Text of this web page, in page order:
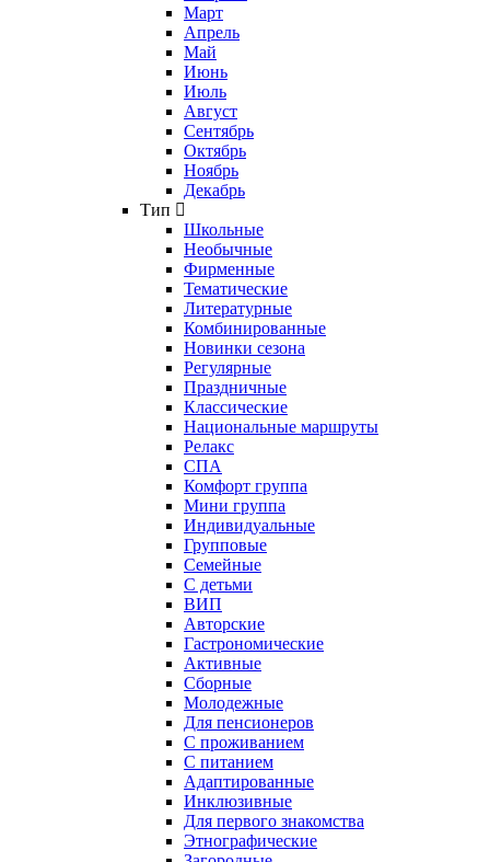
Март
Апрель
Май
Июнь
Июль
Август
Сентябрь
Октябрь
Ноябрь
Декабрь
Тип
Школьные
Необычные
Фирменные
Тематические
Литературные
Комбинированные
Новинки сезона
Регулярные
Праздничные
Классические
Национальные маршруты
Релакс
СПА
Комфорт группа
Мини группа
Индивидуальные
Групповые
Семейные
С детьми
ВИП
Авторские
Гастрономические
Активные
Сборные
Молодежные
Для пенсионеров
С проживанием
С питанием
Адаптированные
Инклюзивные
Для первого знакомства
Этнографические